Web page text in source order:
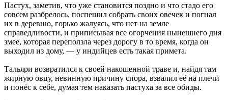
Пастух, заметив, что уже становится поздно и что стадо его
совсем разбрелось, поспешил собрать своих овечек и погнал
их в деревню, горько жалуясь, что нет на земле
справедливости, и приписывая все огорчения нынешнего дня
змее, которая переползла через дорогу в то время, когда он
выходил из дому, — у индийцев есть такая примета.
Тальяри возвратился к своей накошенной траве и, найдя там
жирную овцу, невинную причину спора, взвалил её на плечи
и понёс к себе, думая тем наказать пастуха за все обиды.